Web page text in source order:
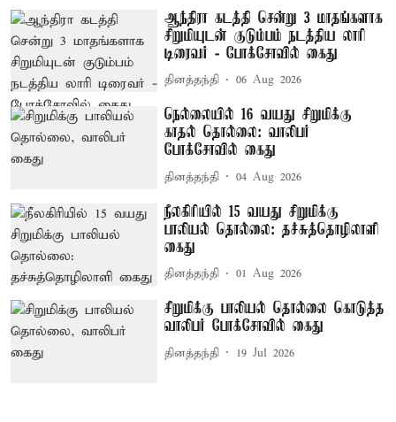
ஆந்திரா கடத்தி சென்று 3 மாதங்களாக
சிறுமியுடன் குடும்பம் நடத்திய லாரி
டிரைவர் - போக்சோவில் கைது
தினத்தந்தி 06 Aug 2026
நெல்லையில் 16 வயது சிறுமிக்கு
காதல் தொல்லை: வாலிபர்
போக்சோவில் கைது
தினத்தந்தி 04 Aug 2026
நீலகிரியில் 15 வயது சிறுமிக்கு
பாலியல் தொல்லை: தச்சுத்தொழிலாளி
கைது
தினத்தந்தி 01 Aug 2026
சிறுமிக்கு பாலியல் தொல்லை கொடுத்த
வாலிபர் போக்சோவில் கைது
தினத்தந்தி 19 Jul 2026